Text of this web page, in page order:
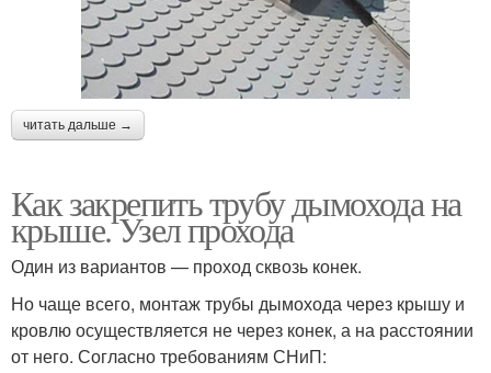
читать дальше →
Как закрепить трубу дымохода на
крыше. Узел прохода
Один из вариантов — проход сквозь конек.
Но чаще всего, монтаж трубы дымохода через крышу и
кровлю осуществляется не через конек, а на расстоянии
от него. Согласно требованиям СНиП: